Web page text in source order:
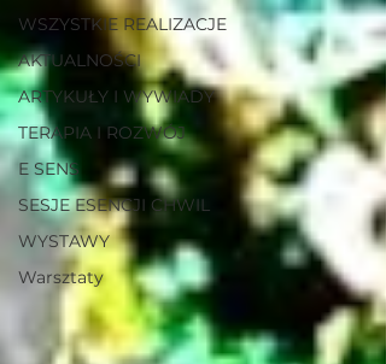
WSZYSTKIE REALIZACJE
AKTUALNOŚCI
ARTYKUŁY I WYWIADY
TERAPIA I ROZWÓJ
E SENS
SESJE ESENCJI CHWIL
WYSTAWY
Warsztaty